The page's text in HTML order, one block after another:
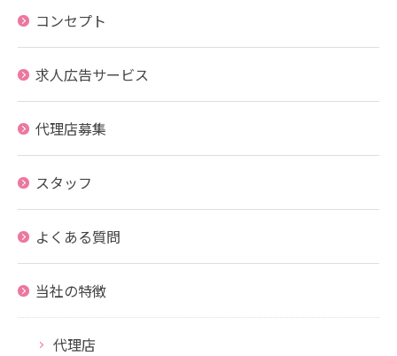
コンセプト
求人広告サービス
代理店募集
スタッフ
よくある質問
当社の特徴
代理店